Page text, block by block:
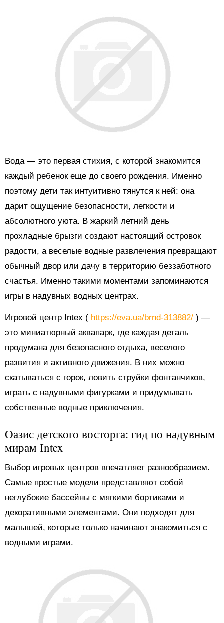
Вода — это первая стихия, с которой знакомится
каждый ребенок еще до своего рождения. Именно
поэтому дети так интуитивно тянутся к ней: она
дарит ощущение безопасности, легкости и
абсолютного уюта. В жаркий летний день
прохладные брызги создают настоящий островок
радости, а веселые водные развлечения превращают
обычный двор или дачу в территорию беззаботного
счастья. Именно такими моментами запоминаются
игры в надувных водных центрах.
Игровой центр Intex ( https://eva.ua/brnd-313882/ ) —
это миниатюрный аквапарк, где каждая деталь
продумана для безопасного отдыха, веселого
развития и активного движения. В них можно
скатываться с горок, ловить струйки фонтанчиков,
играть с надувными фигурками и придумывать
собственные водные приключения.
Оазис детского восторга: гид по надувным
мирам Intex
Выбор игровых центров впечатляет разнообразием.
Самые простые модели представляют собой
неглубокие бассейны с мягкими бортиками и
декоративными элементами. Они подходят для
малышей, которые только начинают знакомиться с
водными играми.